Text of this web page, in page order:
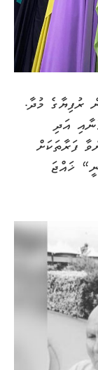
4 ނުވަތަ 5 މިލިއަން ރުފިޔާގެ މުދާ.
އަދި
ފަރާތަކަށް
ޚައްޖަ